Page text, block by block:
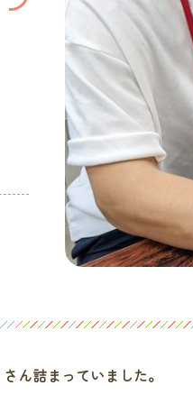
ん詰まっていました。